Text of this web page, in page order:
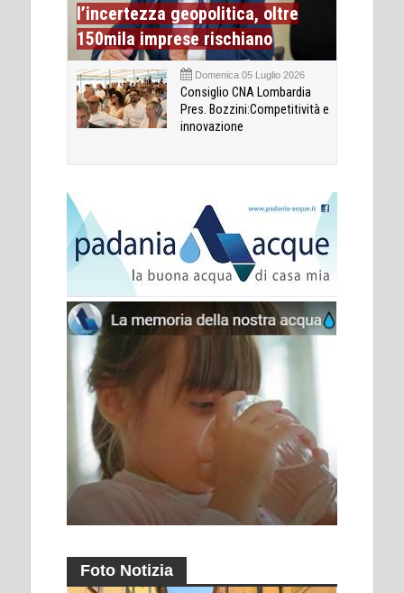
l’incertezza geopolitica, oltre
150mila imprese rischiano
Domenica 05 Luglio 2026
Consiglio CNA Lombardia
Pres. Bozzini:Competitività e
innovazione
Foto Notizia